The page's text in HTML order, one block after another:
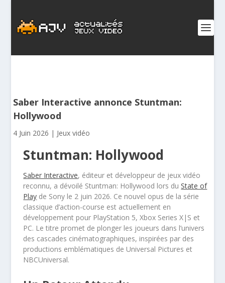
Saber Interactive annonce Stuntman:
Hollywood
4 Juin 2026 | Jeux vidéo
Stuntman: Hollywood
Saber Interactive, éditeur et développeur de jeux vidéo
reconnu, a dévoilé Stuntman: Hollywood lors duState of
Play de Sony le 2 juin 2026. Ce nouvel opus de la série
classique d’action-course est actuellement en
développement pour PlayStation 5, Xbox Series X|S et
PC. Le titre promet de plonger les joueurs dans l’univers
des cascades cinématographiques, inspirées par des
productions emblématiques de Universal Pictures et
NBCUniversal.